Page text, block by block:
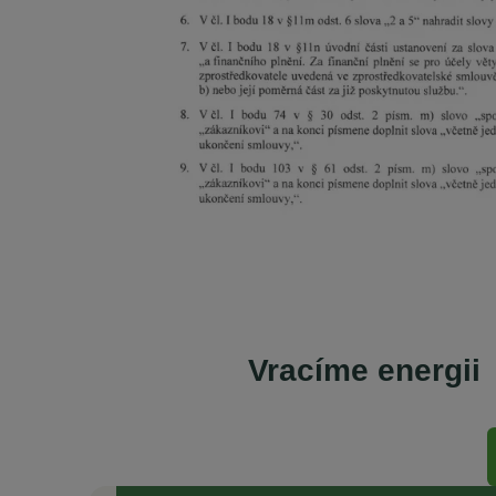
Vracíme energii
průzračné. Odborníci, kteří se kolem EnVysu
toho, že je celý projekt